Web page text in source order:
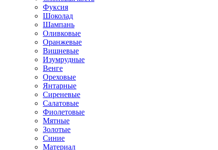
Фуксия
Шоколад
Шампань
Оливковые
Оранжевые
Вишневые
Изумрудные
Венге
Ореховые
Янтарные
Сиреневые
Салатовые
Фиолетовые
Мятные
Золотые
Синие
Материал